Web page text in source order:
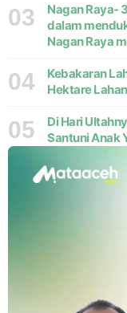
03
Nagan Raya-
dalam
Nagan Raya
Kecamatan
04
Kebakaran
Hektare
05
Di Hari
Santuni Anak